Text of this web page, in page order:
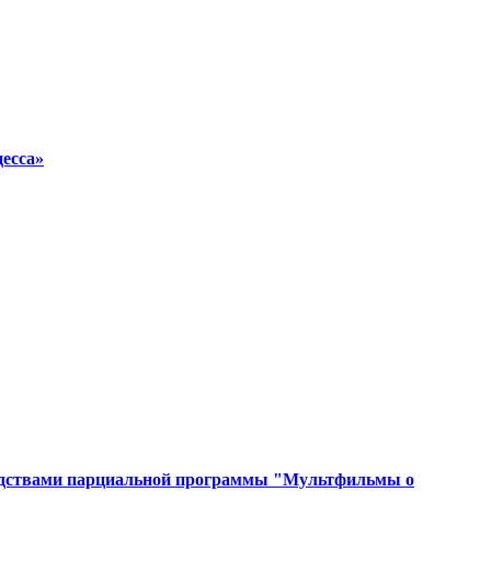
парциальной программы "Мультфильмы о